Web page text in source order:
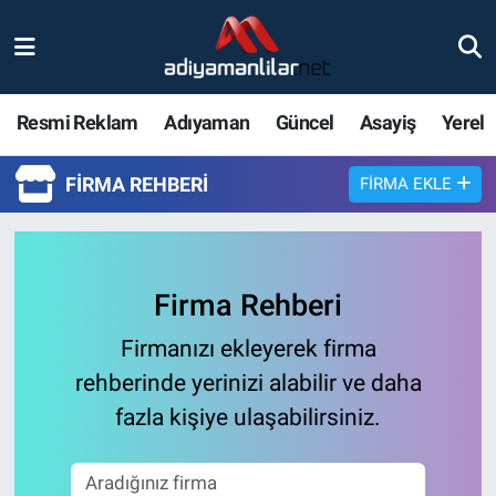
Resmi Reklam Adıyaman Güncel Asayiş Yerel
FIRMA REHBERI FIRMA EKLE
Firma Rehberi
Firmanızı ekleyerek firma
rehberinde yerinizi alabilir ve daha
fazla kişiye ulaşabilirsiniz.
Röportajlar
Bölge Haberleri
Asayiş
Sağlık
Nöbetçi Eczaneler
Adiyaman Namaz Vakitleri
Süper Lig Puan Durumu ve Fikstür
Son Dakika Haberleri
Haber Arşivi